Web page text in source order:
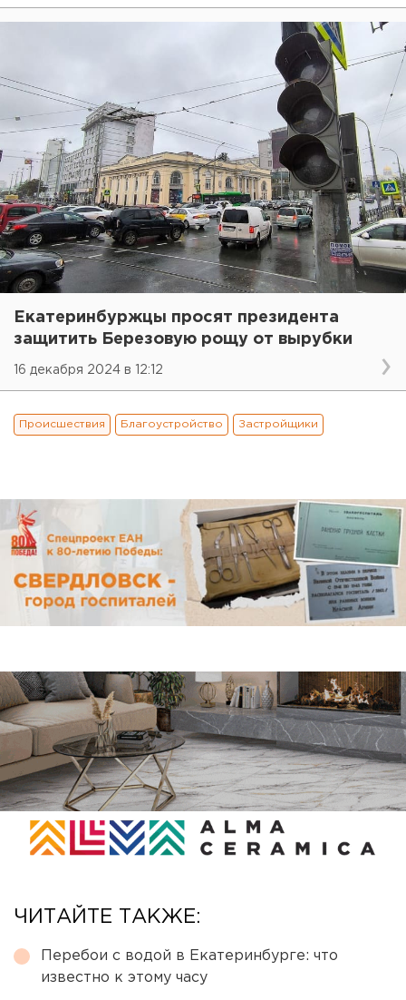
Екатеринбуржцы просят президента
защитить Березовую рощу от вырубки
16 декабря 2024 в 12:12
Происшествия Благоустройство Застройщики
ЧИТАЙТЕ ТАКЖЕ:
Перебои с водой в Екатеринбурге: что
известно к этому часу